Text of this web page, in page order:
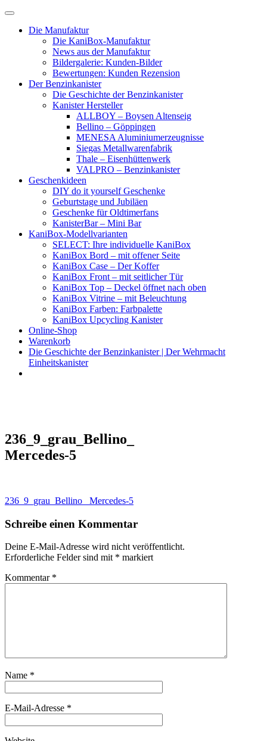
Skip
contentDie Manufaktur
Die KaniBox-Manufaktur
News aus der Manufaktur
Bildergalerie: Kunden-Bilder
Bewertungen: Kunden Rezension
Der Benzinkanister
Die Geschichte der Benzinkanister
Kanister Hersteller
ALLBOY – Boysen Altenseig
Bellino – Göppingen
MENESA Aluminiumerzeugnisse
Siegas Metallwarenfabrik
Thale – Eisenhüttenwerk
VALPRO – Benzinkanister
Geschenkideen
DIY do it yourself Geschenke
Geburtstage und Jubiläen
Geschenke für Oldtimerfans
KanisterBar – Mini Bar
KaniBox-Modellvarianten
SELECT: Ihre individuelle KaniBox
KaniBox Bord – mit offener Seite
KaniBox Case – Der Koffer
KaniBox Front – mit seitlicher Tür
KaniBox Top – Deckel öffnet nach oben
KaniBox Vitrine – mit Beleuchtung
KaniBox Farben: Farbpalette
KaniBox Upcycling Kanister
Online-Shop
Warenkorb
Die Geschichte der Benzinkanister | Der Wehrmacht
Einheitskanister
236_9_grau_Bellino_
Mercedes-5
Beitragsnavigation
236_9_grau_Bellino_ Mercedes-5
Schreibe einen Kommentar
Deine E-Mail-Adresse wird nicht veröffentlicht.
Erforderliche Felder sind mit * markiert
Kommentar *
Name *
E-Mail-Adresse *